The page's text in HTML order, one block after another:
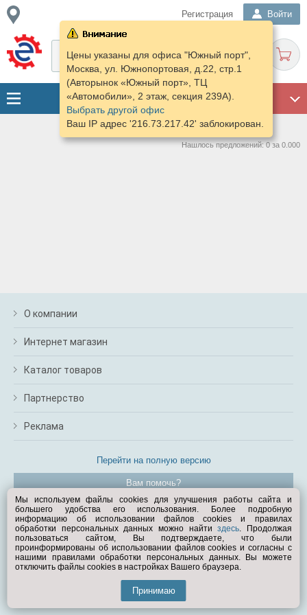
Регистрация Войти
Цены указаны для офиса "Южный порт",
Москва, ул. Южнопортовая, д.22, стр.1
(Авторынок «Южный порт», ТЦ
«Автомобили», 2 этаж, секция 239А).
Выбрать другой офис
Ваш IP адрес '216.73.217.42' заблокирован.
Нашлось предложений: 0 за 0.000
О компании
Интернет магазин
Каталог товаров
Партнерство
Реклама
Перейти на полную версию
Вам помочь?
© Exist.ru 1998—2026
Мы используем файлы cookies для улучшения работы сайта и
большего удобства его использования. Более подробную
информацию об использовании файлов cookies и правилах
обработки персональных данных можно найтиздесь. Продолжая
пользоваться сайтом, Вы подтверждаете, что были
проинформированы об использовании файлов cookies и согласны с
нашими правилами обработки персональных данных. Вы можете
отключить файлы cookies в настройках Вашего браузера.
Принимаю